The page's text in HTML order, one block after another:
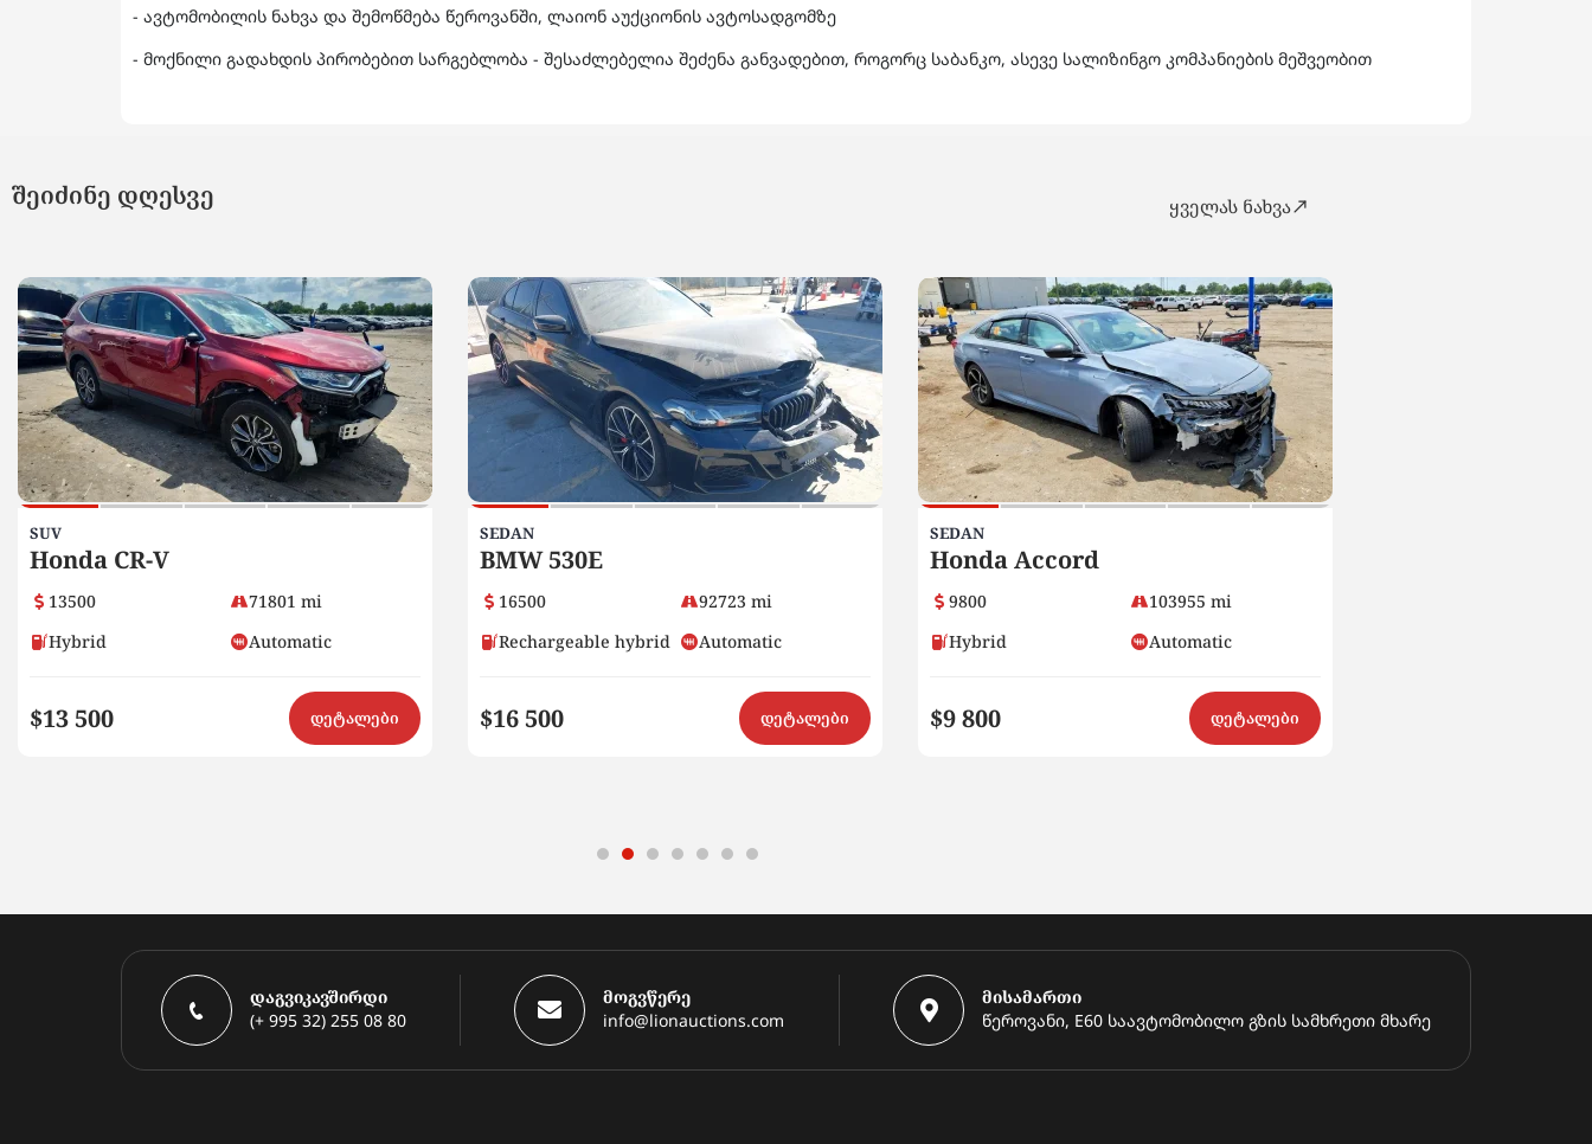
- ავტომობილის ნახვა და შემოწმება წეროვანში, ლაიონ აუქციონის ავტოსადგომზე
- მოქნილი გადახდის პირობებით სარგებლობა - შესაძლებელია შეძენა განვადებით, როგორც საბანკო, ასევე სალიზინგო კომპანიების მეშვეობით
შეიძინე დღესვე ყველას ნახვა
SUV
Honda CR-V
13500
71801 mi
Hybrid
Automatic
$13 500 დეტალები
SEDAN
BMW 530E
16500
92723 mi
Rechargeable hybrid
Automatic
$16 500 დეტალები
SEDAN
Honda Accord
9800
103955 mi
Hybrid
Automatic
$9 800 დეტალები
დაგვიკავშირდი
(+ 995 32) 255 08 80
მოგვწერე
info@lionauctions.com
მისამართი
წეროვანი, E60 საავტომობილო გზის სამხრეთი მხარე